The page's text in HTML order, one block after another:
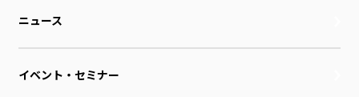
ニュース
イベント・セミナー